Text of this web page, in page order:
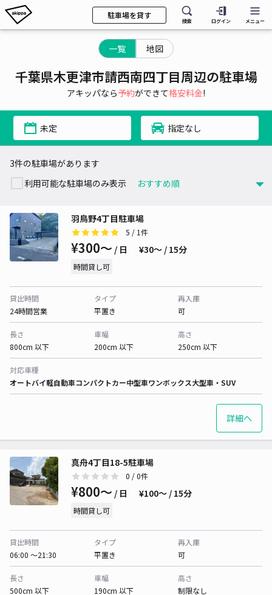
駐車場を貸す
検索 ログイン メニュー
一覧 地図
千葉県木更津市請西南四丁目周辺の駐車場
アキッパなら予約ができて格安料金!
未定 指定なし
3件の駐車場があります
利用可能な駐車場のみ表示
羽鳥野4丁目駐車場
5 / 1件
¥300〜 / 日 ¥30〜 / 15分
時間貸し可
貸出時間
24時間営業
タイプ
平置き
再入庫
可
長さ
800cm 以下
車幅
200cm 以下
高さ
250cm 以下
対応車種
オートバイ軽自動車コンパクトカー中型車ワンボックス大型車・SUV
詳細へ
真舟4丁目18-5駐車場
0 / 0件
¥800〜 / 日 ¥100〜 / 15分
時間貸し可
貸出時間
06:00 〜21:30
タイプ
平置き
再入庫
可
長さ
500cm 以下
車幅
190cm 以下
高さ
制限なし